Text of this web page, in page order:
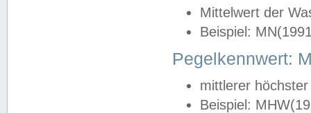
Mittelwert der
Beispiel:
Pegelkennwert:
mittlerer
Beispiel: